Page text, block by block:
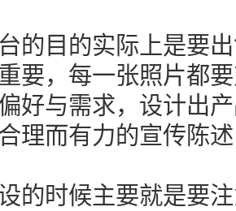
的目的实际上是要
要，每一张照片都
好与需求，设计出
理而有力的宣传陈
的时候主要就是要